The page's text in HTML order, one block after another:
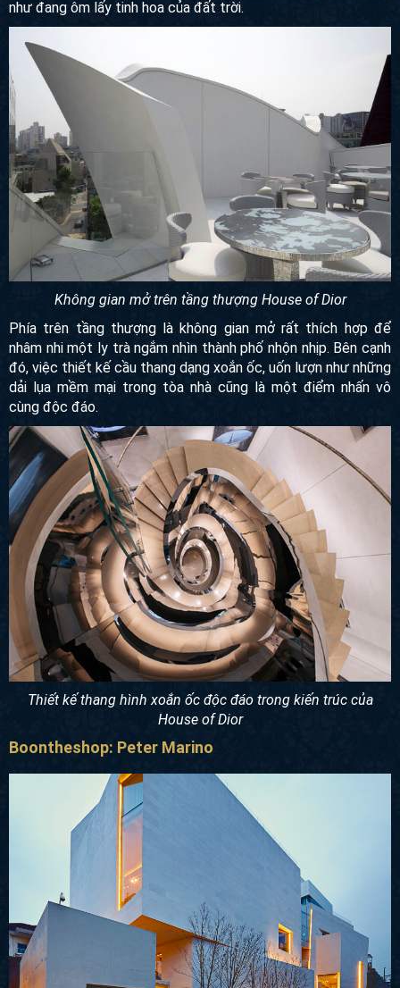
được tạo bởi những đường cong mềm mại, đối nghịch
giống như đang ôm lấy tinh hoa của đất trời.
Không gian mở trên tầng thượng House of Dior
Phía trên tầng thượng là không gian mở rất thích hợp để
nhâm nhi một ly trà ngắm nhìn thành phố nhộn nhịp. Bên
cạnh đó, việc thiết kế cầu thang dạng xoắn ốc, uốn lượn
như những dải lụa mềm mại trong tòa nhà cũng là một điểm
nhấn vô cùng độc đáo.
Thiết kế thang hình xoắn ốc độc đáo trong kiến trúc của
House of Dior